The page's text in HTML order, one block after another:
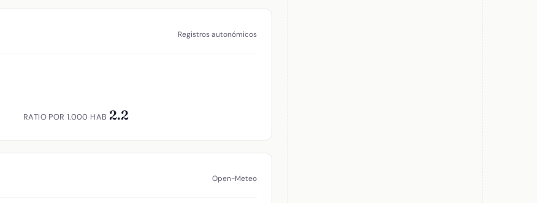
Registros autonómicos
RATIO POR 1.000 HAB 2.2
Open-Meteo